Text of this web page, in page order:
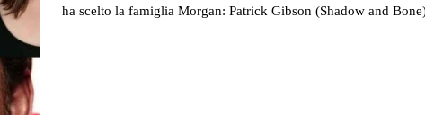
ha scelto la famiglia Morgan: Patrick Gibson (Shadow and